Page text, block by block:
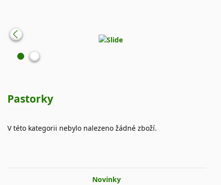
Pastorky
V této kategorii nebylo nalezeno žádné zboží.
Novinky